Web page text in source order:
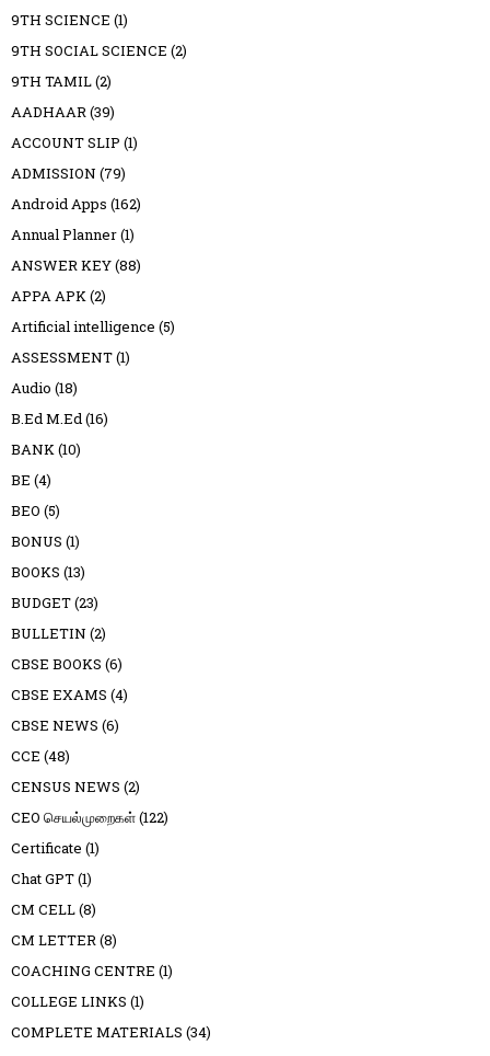
9TH SCIENCE (1)
9TH SOCIAL SCIENCE (2)
9TH TAMIL(2)
AADHAAR(39)
ACCOUNT SLIP (1)
ADMISSION (79)
Android Apps (162)
Annual Planner(1)
ANSWER KEY(88)
APPA APK(2)
Artificial intelligence (5)
ASSESSMENT(1)
Audio (18)
B.Ed M.Ed(16)
BANK(10)
BE (4)
BEO (5)
BONUS (1)
BOOKS (13)
BUDGET(23)
BULLETIN (2)
CBSE BOOKS (6)
CBSE EXAMS (4)
CBSE NEWS (6)
CCE (48)
CENSUS NEWS (2)
CEO செயல்முறைகள்(122)
Certificate (1)
Chat GPT(1)
CM CELL(8)
CM LETTER(8)
COACHING CENTRE (1)
COLLEGE LINKS (1)
COMPLETE MATERIALS (34)